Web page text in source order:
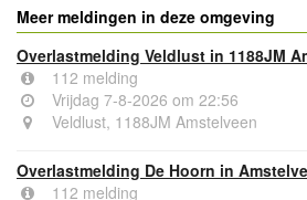
Meer meldingen in deze omgeving
Overlastmelding Veldlust in 1188JM
112 melding
Vrijdag 7-8-2026 om 22:56
Veldlust, 1188JM Amstelveen
Overlastmelding De Hoorn in
112 melding